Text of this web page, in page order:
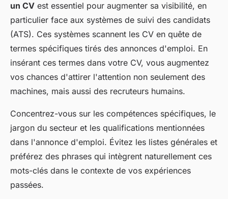
un CV est essentiel pour augmenter sa visibilité, en
particulier face aux systèmes de suivi des candidats
(ATS). Ces systèmes scannent les CV en quête de
termes spécifiques tirés des annonces d'emploi. En
insérant ces termes dans votre CV, vous augmentez
vos chances d'attirer l'attention non seulement des
machines, mais aussi des recruteurs humains.
Concentrez-vous sur les compétences spécifiques, le
jargon du secteur et les qualifications mentionnées
dans l'annonce d'emploi. Évitez les listes générales et
préférez des phrases qui intègrent naturellement ces
mots-clés dans le contexte de vos expériences
passées.